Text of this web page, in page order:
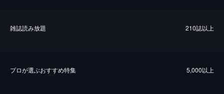
雑誌読み放題 210誌以上
プロが選ぶおすすめ特集 5,000以上